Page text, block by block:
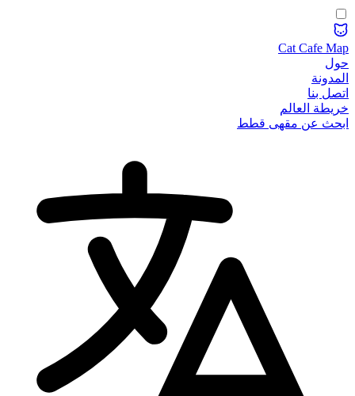
Cat Cafe Map
حول
المدونة
اتصل بنا
خريطة العالم
ابحث عن مقهى قطط